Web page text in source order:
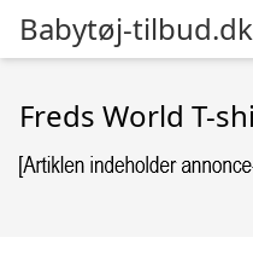
Babytøj-tilbud.dk
Freds World T-